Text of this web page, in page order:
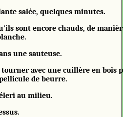
salée, quelques minutes.
sont encore chauds, de
une sauteuse.
avec une cuillère en bois
de beurre.
au milieu.